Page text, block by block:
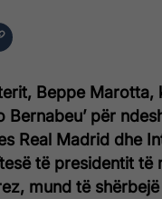
Beppe Marotta,
Bernabeu’ për
Real Madrid dhe
të presidentit të
mund të